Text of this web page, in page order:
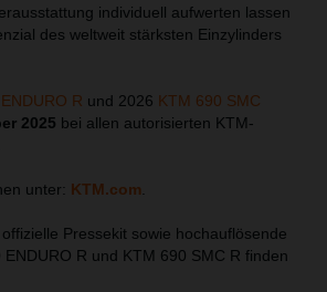
individuell aufwerten lassen
des weltweit stärksten Einzylinders
R und 2026 KTM 690 SMC
2025 bei allen autorisierten KTM-
unter: KTM.com
Pressekit sowie hochauflösende
R und KTM 690 SMC R finden